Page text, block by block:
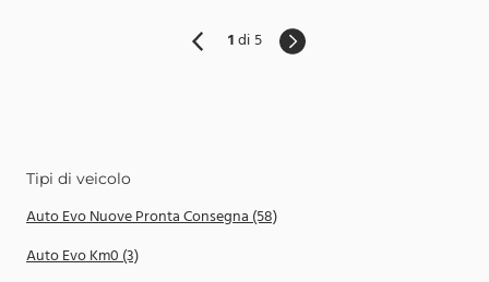
1di 5
Tipi di veicolo
Auto Evo Nuove Pronta Consegna (58)
Auto Evo Km0 (3)